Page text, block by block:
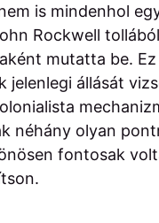
is mindenhol
Rockwell
mutatta be. Ez
állását
néhány olyan
fontosak